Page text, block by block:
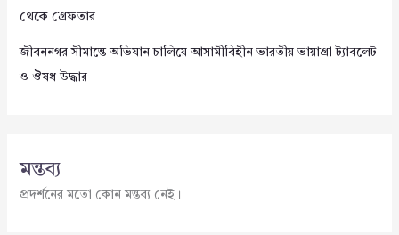
থেকে গ্রেফতার
জীবননগর সীমান্তে অভিযান চালিয়ে আসামীবিহীন ভারতীয় ভায়াগ্রা ট্যাবলেট
ও ঔষধ উদ্ধার
মন্তব্য
প্রদর্শনের মতো কোন মন্তব্য নেই।